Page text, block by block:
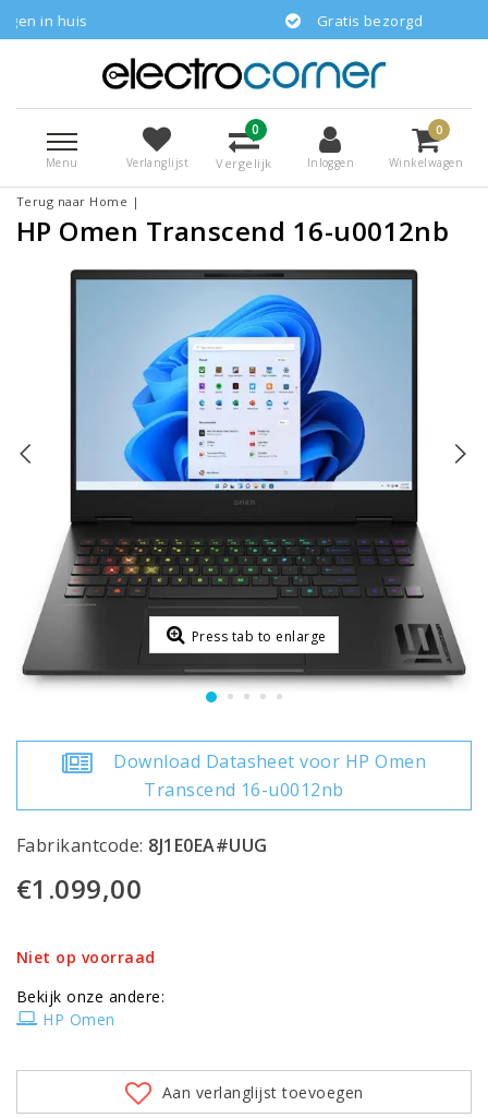
Gratis bezorgd
Menu Verlanglijst
0
Vergelijk Inloggen
0
Winkelwagen
Terug naar Home |
HP Omen Transcend 16-u0012nb
Press tab to enlarge
Download Datasheet voor HP Omen
Transcend 16-u0012nb
Fabrikantcode: 8J1E0EA#UUG
€1.099,00
Niet op voorraad
Bekijk onze andere:
HP Omen
Aan verlanglijst toevoegen